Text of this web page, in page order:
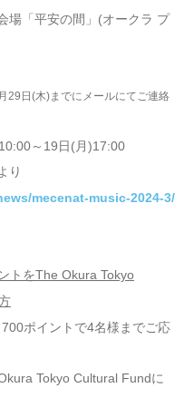
平安の間」(オークラ プ
29日(木)までにメールにてご連絡
～19日(月)17:00
り
mecenat-music-2024-3/
トをThe Okura Tokyo
ポイントで4名様までご応
Tokyo Cultural Fundに